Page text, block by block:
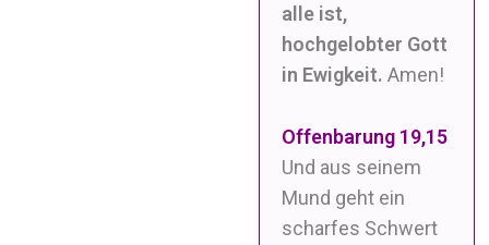
alle ist,
hochgelobter Gott
in Ewigkeit. Amen!
Offenbarung 19,15
Und aus seinem
Mund geht ein
scharfes Schwert